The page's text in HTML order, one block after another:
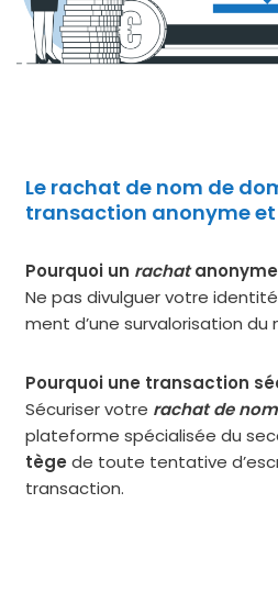
Le rachat de nom de
transaction anonyme et
Pourquoi un rachat
Ne pas divul­guer votre
ment d’une sur­va­lo­ri­sa­tion du
Pourquoi une tran­sac­tion
Sécuriser votre rachat de
pla­te­forme spé­cia­li­sée du
tège de toute ten­ta­tive
tran­sac­tion.​